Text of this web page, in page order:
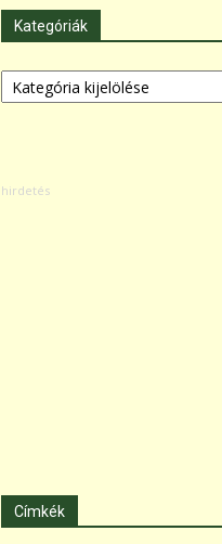
Kategóriák
Kategóriák
Címkék